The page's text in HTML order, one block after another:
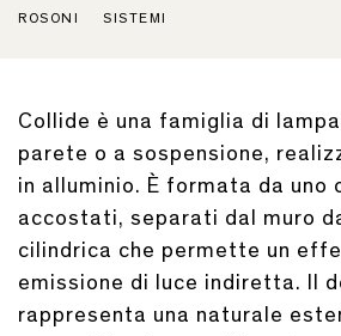
ROSONI SISTEMI
Collide è una famiglia di
parete o a sospensione,
in alluminio. È formata da uno
accostati, separati dal muro
cilindrica che permette un
emissione di luce indiretta. Il
rappresenta una naturale